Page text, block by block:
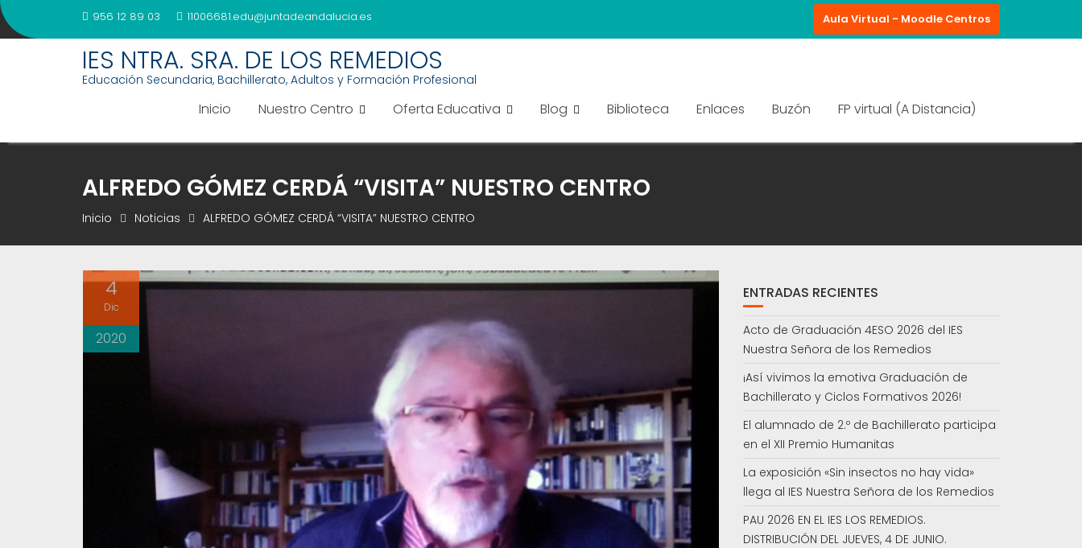
Saltar
al
956 12 89 03 11006681.edu@juntadeandalucia.es Aula Virtual - Moodle Centros
IES NTRA. SRA. DE LOS REMEDIOS
Educación Secundaria, Bachillerato, Adultos y Formación Profesional
Inicio Nuestro Centro Oferta Educativa Blog Biblioteca Enlaces Buzón FP virtual (A Distancia)
ALFREDO GÓMEZ CERDÁ “VISITA” NUESTRO CENTRO
Inicio Noticias ALFREDO GÓMEZ CERDÁ “VISITA” NUESTRO CENTRO
4
Dic
2020
ENTRADAS RECIENTES
Acto de Graduación 4ESO 2026 del IES
Nuestra Señora de los Remedios
¡Así vivimos la emotiva Graduación de
Bachillerato y Ciclos Formativos 2026!
El alumnado de 2.º de Bachillerato participa
en el XII Premio Humanitas
La exposición «Sin insectos no hay vida»
llega al IES Nuestra Señora de los Remedios
PAU 2026 EN EL IES LOS REMEDIOS.
DISTRIBUCIÓN DEL JUEVES, 4 DE JUNIO.